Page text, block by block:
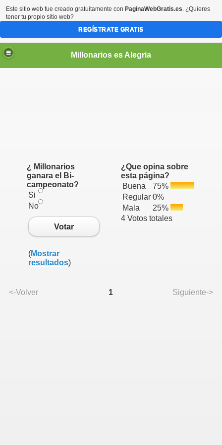
Millonarios es Alegria
¿ Millonarios
ganara el Bi-
campeonato?
Si
No
Votar
(Mostrar
resultados)
¿Que opina sobre
esta página?
Buena
75%
Regular 0%
Mala
25%
4 Votos totales
<-Volver 1 Siguiente->
Este sitio web fue creado gratuitamente con PaginaWebGratis.es. ¿Quieres
tener tu propio sitio web?
REGÍSTRATE GRATIS